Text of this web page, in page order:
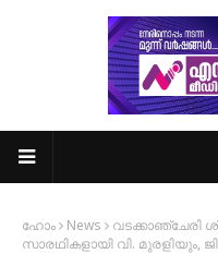
ഹോം News
വടക്കാഞ്ചേരി
സാരഥികളായി വി. മുരളിയും,